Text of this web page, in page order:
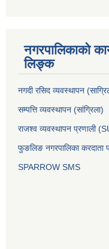
नगरपालिकाको
लिङ्क
नगदी रसिद व्यवस्थापन
सम्पत्ति व्यवस्थापन (सांग्रिला)
राजश्व व्यवस्थापन प्रणाली
फुङलिङ नगरपालिका करदाता
SPARROW SMS